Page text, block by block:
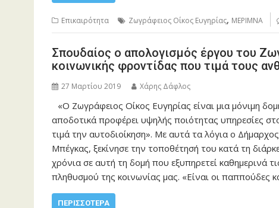
Επικαιρότητα Ζωγράφειος Οίκος Ευγηρίας, ΜΕΡΙΜΝΑ
Σπουδαίος ο απολογισμός έργου του
κοινωνικής φροντίδας που τιμά τους
27 Μαρτίου 2019 Χάρης Δάφλος
«Ο Ζωγράφειος Οίκος Ευγηρίας είναι μια μόνιμη
αποδοτικά προφέρει υψηλής ποιότητας υπηρεσίες
τιμά την αυτοδιοίκηση». Με αυτά τα λόγια ο
Μπέγκας, ξεκίνησε την τοποθέτησή του κατά τη
χρόνια σε αυτή τη δομή που εξυπηρετεί καθημερινά
πληθυσμού της κοινωνίας μας. «Είναι οι παππούδες
ΠΕΡΙΣΣΌΤΕΡΑ